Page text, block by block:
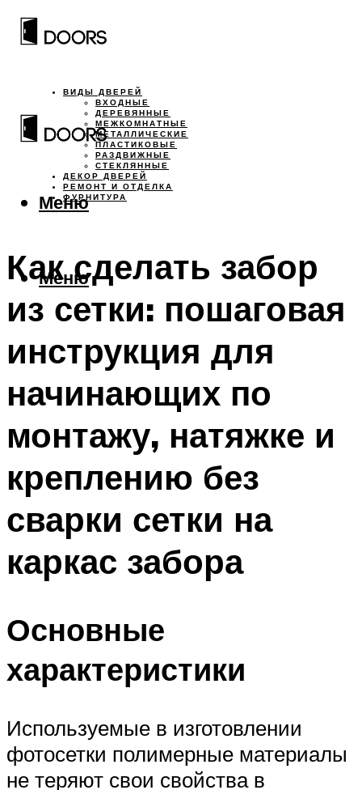
ВИДЫ ДВЕРЕЙ
ВХОДНЫЕ
ДЕРЕВЯННЫЕ
МЕЖКОМНАТНЫЕ
МЕТАЛЛИЧЕСКИЕ
ПЛАСТИКОВЫЕ
РАЗДВИЖНЫЕ
СТЕКЛЯННЫЕ
ДЕКОР ДВЕРЕЙ
РЕМОНТ И ОТДЕЛКА
ФУРНИТУРА
Меню
Меню
Как сделать забор
из сетки: пошаговая
инструкция для
начинающих по
монтажу, натяжке и
креплению без
сварки сетки на
каркас забора
Основные
характеристики
Используемые в изготовлении
фотосетки полимерные материалы
не теряют свои свойства в